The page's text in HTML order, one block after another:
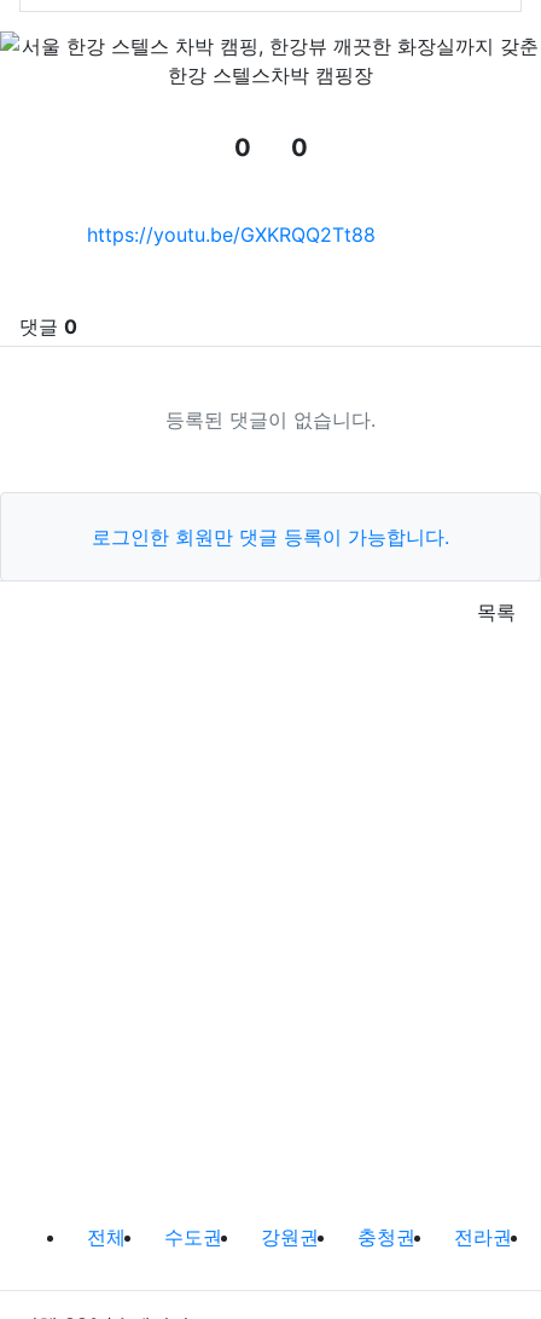
0
0
관련자료https://youtu.be/GXKRQQ2Tt88
댓글 0
등록된 댓글이 없습니다.
로그인한 회원만 댓글 등록이 가능합니다.
목록
캠핑정보 및 캠핑장비 소개 분류 목
전체 수도권 강원권 충청권 전라권